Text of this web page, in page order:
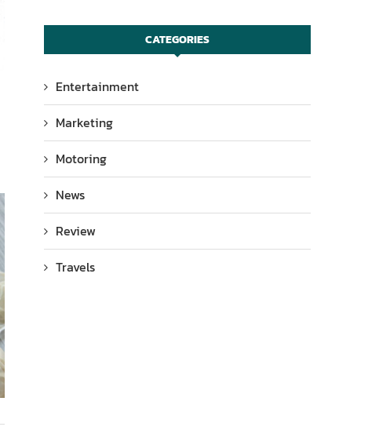
CATEGORIES
Entertainment
Marketing
Motoring
News
Review
Travels